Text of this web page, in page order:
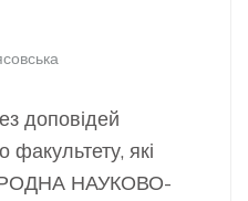
доповідей
факультету, які
НАУКОВО-